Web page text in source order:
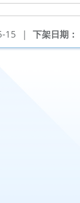
下架日期：
15 |